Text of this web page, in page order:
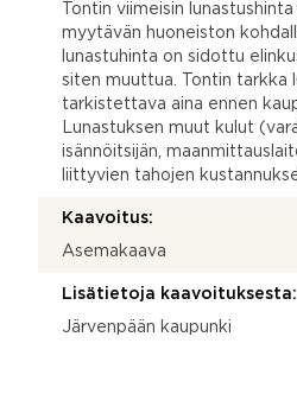
Tontin viimeisin
myytävän huoneiston
lunastuhinta on sidottu
siten muuttua. Tontin tarkka
tarkistettava aina ennen
Lunastuksen muut kulut
isännöitsijän,
liittyvien tahojen
Kaavoitus:
Asemakaava
Lisätietoja kaavoituksesta:
Järvenpään kaupunki